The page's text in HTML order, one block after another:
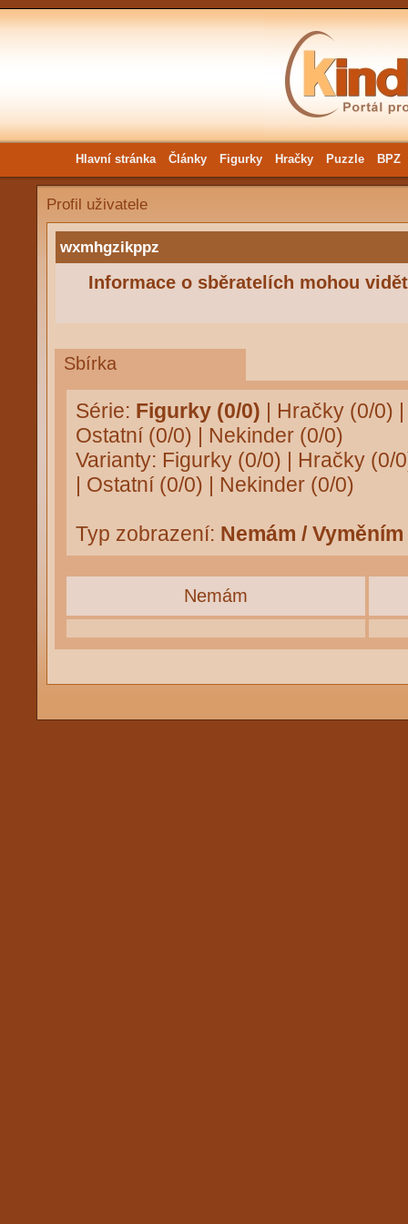
Hlavní stránka Články Figurky Hračky Puzzle BPZ
Profil uživatele
wxmhgzikppz
Informace o sběratelích mohou
Sbírka
Série: Figurky (0/0) | Hračky (0/0)
Ostatní (0/0) | Nekinder (0/0)
Varianty: Figurky (0/0) | Hračky (0/
| Ostatní (0/0) | Nekinder (0/0)
Typ zobrazení: Nemám / Vyměním
Nemám